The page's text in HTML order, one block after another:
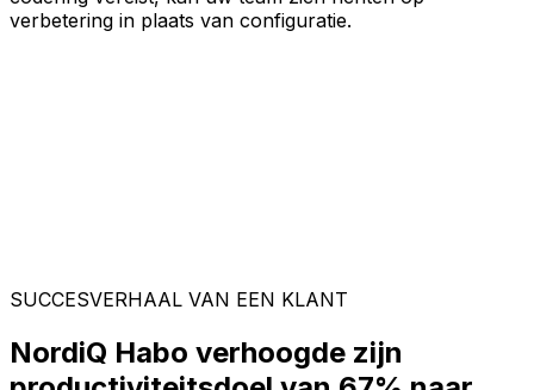
verbetering in plaats van configuratie.
SUCCESVERHAAL VAN EEN KLANT
NordiQ Habo verhoogde zijn